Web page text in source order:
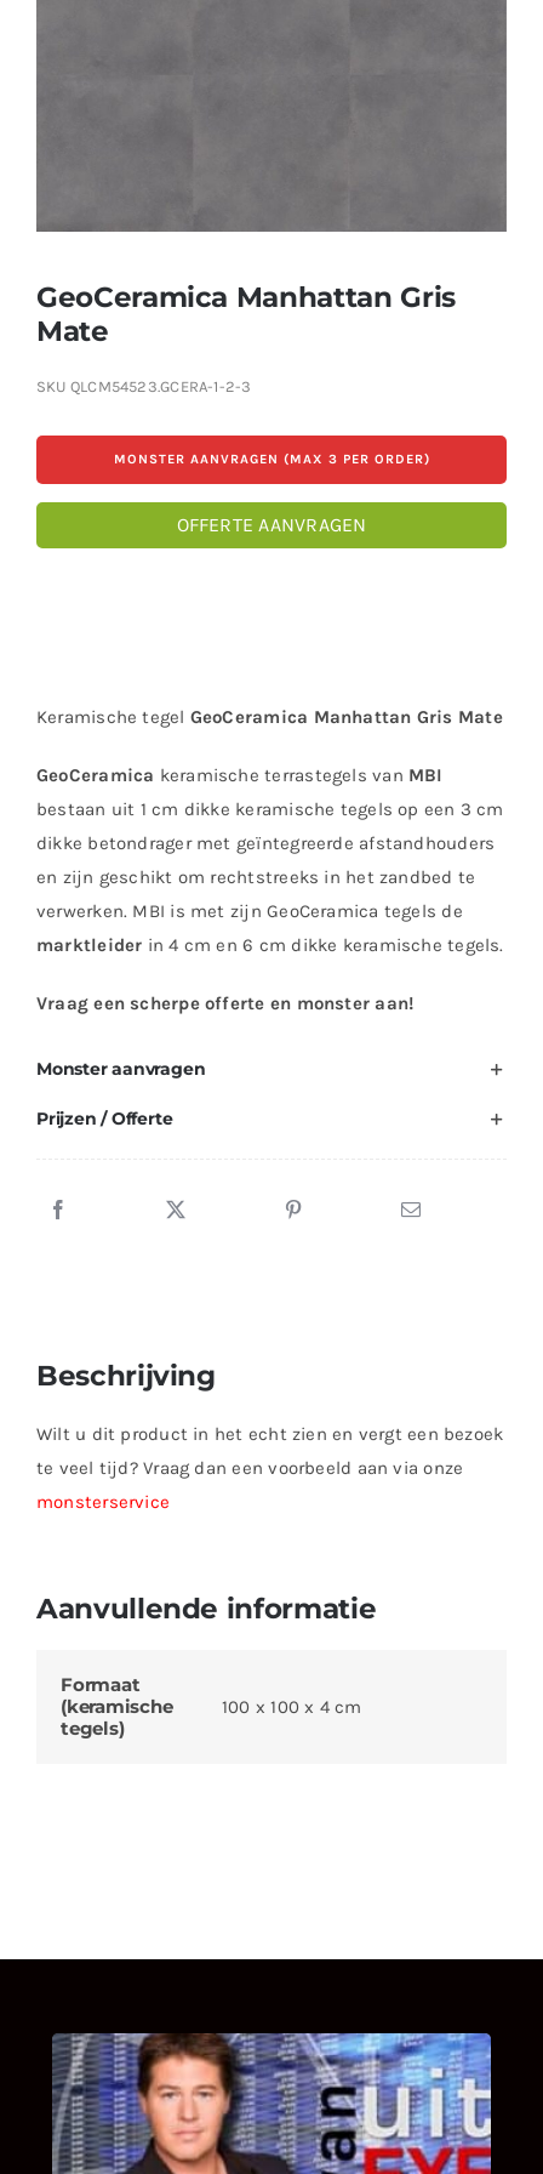
GeoCeramica Manhattan Gris
Mate
SKU QLCM54523.GCERA-1-2-3
MONSTER AANVRAGEN (MAX 3 PER ORDER)
OFFERTE AANVRAGEN
Keramische tegel GeoCeramica Manhattan Gris Mate
GeoCeramica keramische terrastegels van MBI
bestaan uit 1 cm dikke keramische tegels op een 3 cm
dikke betondrager met geïntegreerde afstandhouders
en zijn geschikt om rechtstreeks in het zandbed te
verwerken. MBI is met zijn GeoCeramica tegels de
marktleider in 4 cm en 6 cm dikke keramische tegels.
Vraag een scherpe offerte en monster aan!
Monster aanvragen
Prijzen / Offerte
Beschrijving
Wilt u dit product in het echt zien en vergt een bezoek
te veel tijd? Vraag dan een voorbeeld aan via onze
monsterservice
Aanvullende informatie
Formaat
(keramische
tegels)
100 x 100 x 4 cm
UITSTEL VAN EXECUTIE
Bekijk hier de fragmenten van de deelname
van Bricks and Stones aan dit programma.